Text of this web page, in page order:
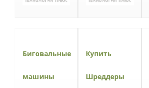
Биговальные
машины
Купить
Шреддеры